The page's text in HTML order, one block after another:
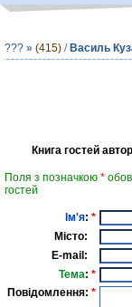
??? » (415) / Василь
Книга гостей
Поля з позначкою *
гостей
Ім'я: *
Місто:
E-mail:
Тема: *
Повідомлення: *